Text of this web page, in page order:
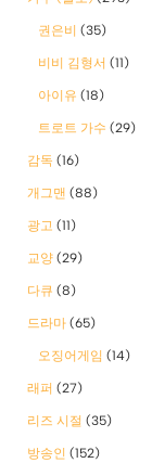
권은비 (35)
비비 김형서 (11)
아이유 (18)
트로트 가수 (29)
감독 (16)
개그맨 (88)
광고 (11)
교양 (29)
다큐 (8)
드라마 (65)
오징어게임 (14)
래퍼 (27)
리즈 시절 (35)
방송인 (152)